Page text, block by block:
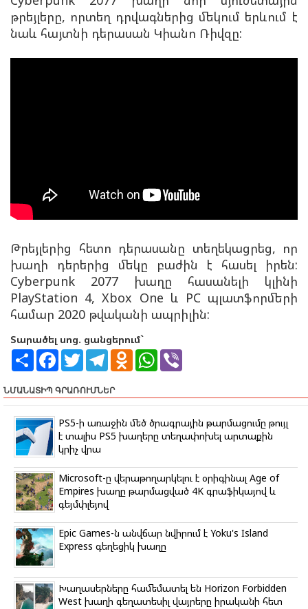
թրեյլերը, որտեղ դրվագներից մեկում երևում է
նաև հայտնի դերասան Կիանո Ռիվզը:
Թրեյլերից հետո դերասանը տեղեկացրեց, որ
խաղի դերերից մեկը բաժին է հասել իրեն:
Cyberpunk 2077 խաղը հասանելի կլինի
PlayStation 4, Xbox One և PC պլատֆորմերի
համար 2020 թվականի ապրիլին:
Տարածել սոց. ցանցերում`
S
r
e
F
e
b
o
k
T
t
t
r
T
e
g
a
m
O
k
a
s
s
i
k
i
W
s
p
p
r
ՆՄԱՆԱՏԻՊ ԳՐԱՌՈՒՄՆԵՐ
PS5-ի առաջին մեծ ծրագրային թարմացումը թույլ
է տալիս PS5 խաղերը տեղափոխել արտաքին
կրիչ վրա
Microsoft-ը վերաթողարկելու է օրիգինալ Age of
Empires խաղը թարմացված 4K գրաֆիկայով և
գեյմփլեյով
Epic Games-ն անվճար նվիրում է Yoku's Island
Express գեղեցիկ խաղը
Խաղասերները համեմատել են Horizon Forbidden
West խաղի գեղատեսիլ վայրերը իրականի հետ